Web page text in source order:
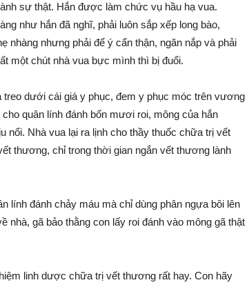
sự thật. Hắn được làm chức vụ hầu hạ vua.
như hắn đã nghĩ, phải luôn sắp xếp long bào,
nhàng nhưng phải để ý cẩn thận, ngăn nắp và phải
một chút nhà vua bực mình thì bị đuổi.
dưới cái giá y phục, đem y phục móc trên vương
quân lính đánh bốn mươi roi, mông của hắn
nổi. Nhà vua lại ra lịnh cho thầy thuốc chữa trị vết
thương, chỉ trong thời gian ngắn vết thương lành
lính đánh chảy máu mà chỉ dùng phân ngựa bôi lên
nhà, gã bảo thằng con lấy roi đánh vào mông gã thật
linh dược chữa trị vết thương rất hay. Con hãy